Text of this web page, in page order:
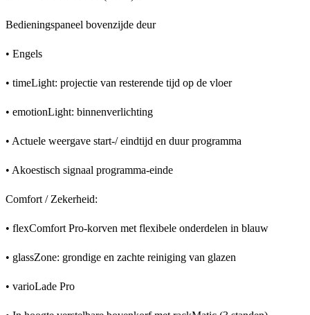
Bedieningspaneel bovenzijde deur
• Engels
• timeLight: projectie van resterende tijd op de vloer
• emotionLight: binnenverlichting
• Actuele weergave start-/ eindtijd en duur programma
• Akoestisch signaal programma-einde
Comfort / Zekerheid:
• flexComfort Pro-korven met flexibele onderdelen in blauw
• glassZone: grondige en zachte reiniging van glazen
• varioLade Pro